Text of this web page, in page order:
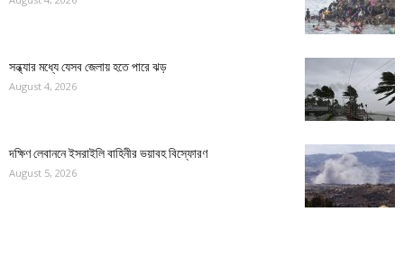
সন্ধ্যার মধ্যে যেসব জেলায় হতে পারে ঝড়
August 4, 2026
দক্ষিণ লেবাননে ইসরাইলি বাহিনীর ভয়াবহ বিস্ফোরণ
August 5, 2026